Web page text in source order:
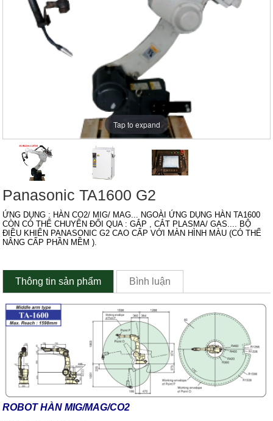
Tap to expand
Panasonic TA1600 G2
ỨNG DỤNG : HÀN CO2/ MIG/ MAG... NGOÀI ỨNG DỤNG HÀN TA1600
CÒN CÓ THỂ CHUYỂN ĐỔI QUA : GẮP , CẮT PLASMA/ GAS.... BỘ
ĐIỀU KHIỂN PANASONIC G2 CAO CẤP VỚI MÀN HÌNH MÀU (CÓ THỂ
NÂNG CẤP PHẦN MỀM ).
Thông tin sản phẩm Bình luận
ROBOT HÀN MIG/MAG/CO2